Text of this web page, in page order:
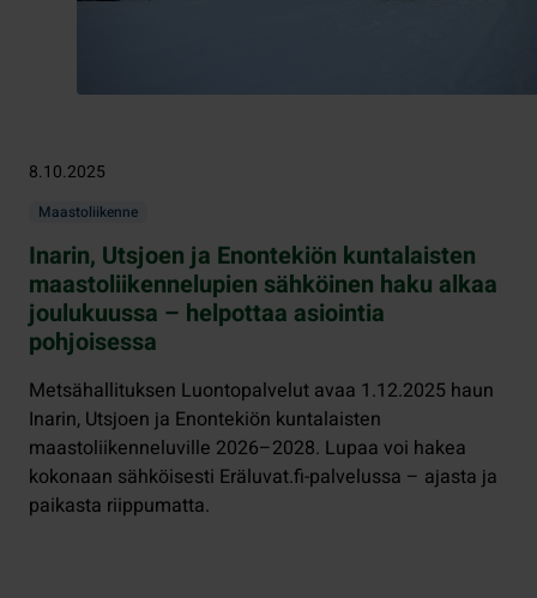
8.10.2025
Maastoliikenne
Inarin, Utsjoen ja Enontekiön kuntalaisten
maastoliikennelupien sähköinen haku alkaa
joulukuussa – helpottaa asiointia
pohjoisessa
Metsähallituksen Luontopalvelut avaa 1.12.2025 haun
Inarin, Utsjoen ja Enontekiön kuntalaisten
maastoliikenneluville 2026–2028. Lupaa voi hakea
kokonaan sähköisesti Eräluvat.fi-palvelussa – ajasta ja
paikasta riippumatta.